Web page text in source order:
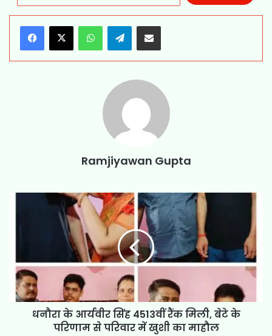
WhatsAppTelegramShare via Email
Ramjiyawan Gupta
धनौरा के आर्यवीर सिंह 4513वीं रैंक मिली, बेटे के
परिणाम से परिवार में खुशी का माहौल